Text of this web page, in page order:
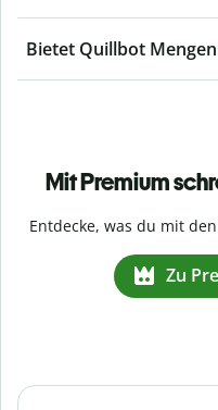
Bietet Quillbot
Mit Premium
Entdecke, was du mit
Zu